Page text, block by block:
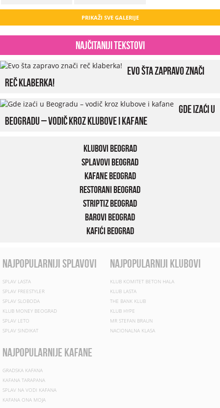
PRIKAŽI SVE GALERIJE
Najčitaniji tekstovi
Evo šta zapravo znači
reč klaberka!
Gde izaći u
Beogradu – vodič kroz klubove i kafane
Klubovi Beograd
Splavovi Beograd
Kafane Beograd
Restorani Beograd
Striptiz Beograd
Barovi Beograd
Kafići Beograd
najpopularniji splavovi
SPLAV LASTA
SPLAV FREESTYLER
SPLAV SLOBODA
KLUB MONEY BEOGRAD
SPLAV LETO
SPLAV SINDIKAT
najpopularniji klubovi
KLUB KOMITET BETON HALA
KLUB LASTA
THE BANK KLUB
KLUB HYPE
MR STEFAN BRAUN
NACIONALNA KLASA
najpopularnije kafane
GRADSKA KAFANA
KAFANA TARAPANA
SPLAV NA VODI KAFANA
KAFANA ONA MOJA